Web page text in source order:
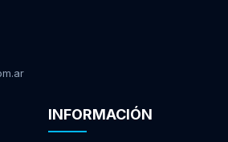
INFORMACIÓN